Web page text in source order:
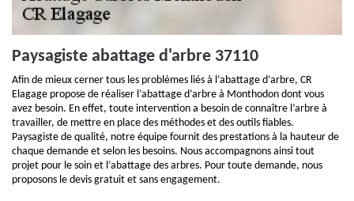
Paysagiste abattage d'arbre 37110
Afin de mieux cerner tous les problèmes liés à l’abattage d’arbre, CR
Elagage propose de réaliser l’abattage d’arbre à Monthodon dont vous
avez besoin. En effet, toute intervention a besoin de connaître l’arbre à
travailler, de mettre en place des méthodes et des outils fiables.
Paysagiste de qualité, notre équipe fournit des prestations à la hauteur de
chaque demande et selon les besoins. Nous accompagnons ainsi tout
projet pour le soin et l’abattage des arbres. Pour toute demande, nous
proposons le devis gratuit et sans engagement.